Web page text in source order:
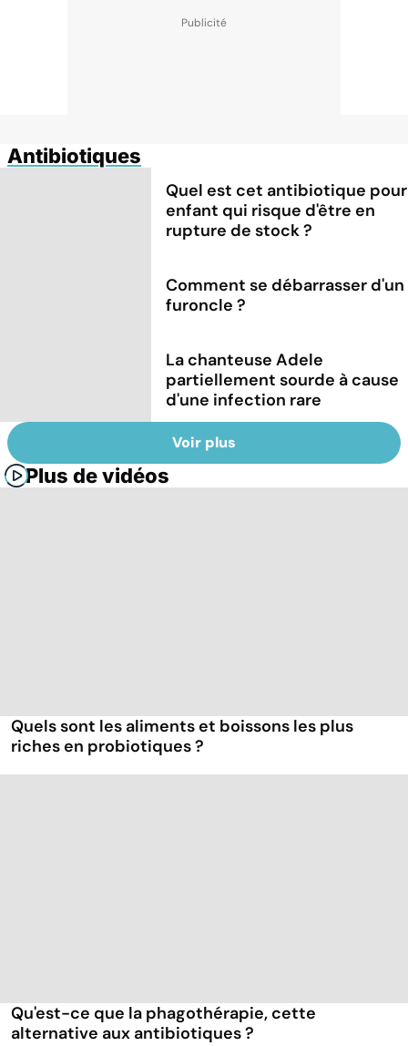
Antibiotiques
Quel est cet antibiotique pour
enfant qui risque d'être en
rupture de stock ?
Comment se débarrasser d'un
furoncle ?
La chanteuse Adele
partiellement sourde à cause
d'une infection rare
Voir plus
Plus de vidéos
Quels sont les aliments et boissons les plus
riches en probiotiques ?
Qu'est-ce que la phagothérapie, cette
alternative aux antibiotiques ?